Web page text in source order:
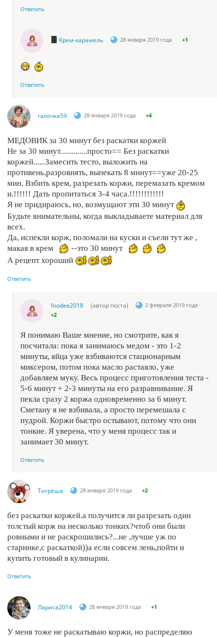
Ответить
Крем-карамель 28 января 2019 года +1
Ответить
галочка59 28 января 2019 года +4
МЕДОВИК за 30 минут без раскатки коржей
Не за 30 минут..............просто== Без раскатки
коржей......Замесить тесто, выложить на
противень,разровнять, выпекать 8 минут==уже 20-25
мин. Взбить крем, разрезать коржи, перемазать кремом
и.!!!!!! Дать пропитаться 3-4 часа.!!!!!!!!!!!!
Я не придираюсь, но, возмущают эти 30 минут
Будьте внимательны, когда выкладываете материал для
всех.
Да, испекли корж, поломали на куски и съели тут же ,
макая в крем
--это 30 минут
А рецепт хороший
Ответить
foodee2018 (автор поста)
2 февраля 2019 года
+2
Я понимаю Ваше мнение, но смотрите, как я
посчитала: пока я занимаюсь медом - это 1-2
минуты, яйца уже взбиваются стационарным
миксером, потом пока масло растаяло, уже
добавляем муку. Весь процесс приготовления теста -
5-6 минут + 2-3 минуты на его разравнивание. Я
пекла сразу 2 коржа одновременно за 6 минут.
Сметану я не взбивала, а просто перемешала с
пудрой. Коржи быстро остывают, потому что они
тонкие. Я уверена, что у меня процесс так и
занимает 30 минут.
Ответить
Тигрёша 28 января 2019 года +2
без раскатки коржей.а получится ли разрезать один
толстый корж на несколько тонких?чтоб они были
ровными и не раскрошились?...не ,лучше уж по
старинке,с раскаткой))а если совсем лень,пойти и
купить готовый в кулинарии.
Ответить
Лариса2014 28 января 2019 года +1
У меня тоже не раскатываю коржи, но распределяю